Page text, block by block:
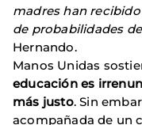
madres han
de probabilidades
Hernando.
Manos Unidas
educación es
más justo. Sin
acompañada de un